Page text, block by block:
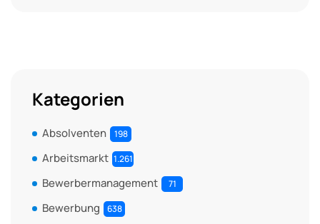
Kategorien
Absolventen 198
Arbeitsmarkt 1.261
Bewerbermanagement 71
Bewerbung 638